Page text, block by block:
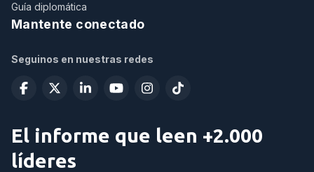
Guía diplomática
Mantente conectado
Seguinos en nuestras redes
El informe que leen +2.000
líderes